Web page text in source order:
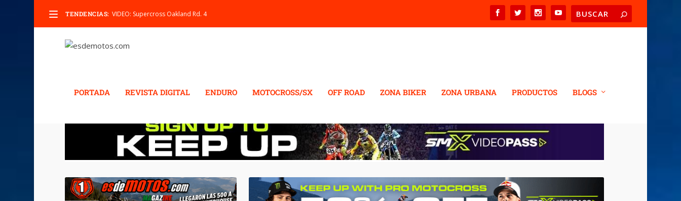
TENDENCIAS: VIDEO: Supercross Oakland Rd. 4
PORTADA REVISTA DIGITAL ENDURO MOTOCROSS/SX OFF ROAD ZONA BIKER ZONA URBANA PRODUCTOS BLOGS